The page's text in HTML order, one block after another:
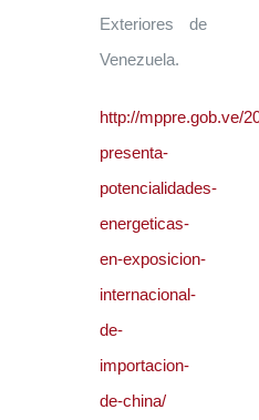
Exteriores de
Venezuela.
http://mppre.gob.ve/
presenta-
potencialidades-
energeticas-
en-exposicion-
internacional-
de-
importacion-
de-china/